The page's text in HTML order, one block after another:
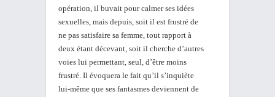
opération, il buvait pour calmer ses idées
sexuelles, mais depuis, soit il est frustré de
ne pas satisfaire sa femme, tout rapport à
deux étant décevant, soit il cherche d’autres
voies lui permettant, seul, d’être moins
frustré. Il évoquera le fait qu’il s’inquiète
lui-même que ses fantasmes deviennent de